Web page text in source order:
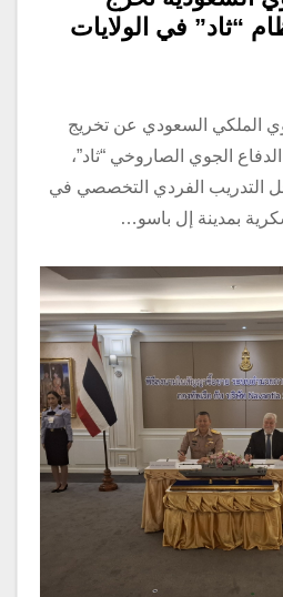
“ثاد” في الولايات
الملكي السعودي عن تخريج
الجوي الصاروخي “ثاد”،
التدريب الفردي التخصصي في
بمدينة إل باسو…